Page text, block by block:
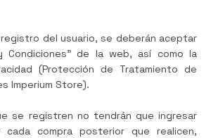
del usuario, se deberán aceptar
Condiciones” de la web, así como la
(Protección de Tratamiento de
Imperium Store).
se registren no tendrán que ingresar
compra posterior que realicen,